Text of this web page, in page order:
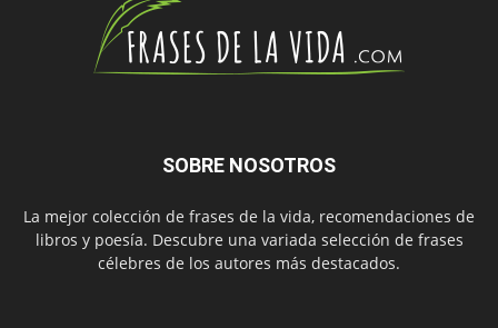
SOBRE NOSOTROS
La mejor colección de frases de la vida, recomendaciones de
libros y poesía. Descubre una variada selección de frases
célebres de los autores más destacados.